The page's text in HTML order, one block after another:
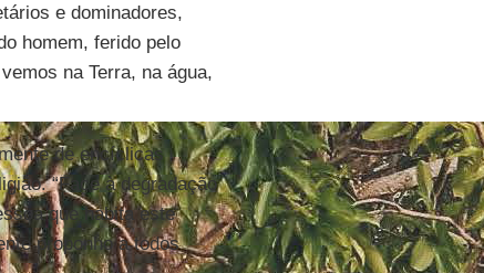
e dominadores,
homem, ferido pelo
na Terra, na água,
de encíclicas
“Face à degradação
que habita este
proponho a todos